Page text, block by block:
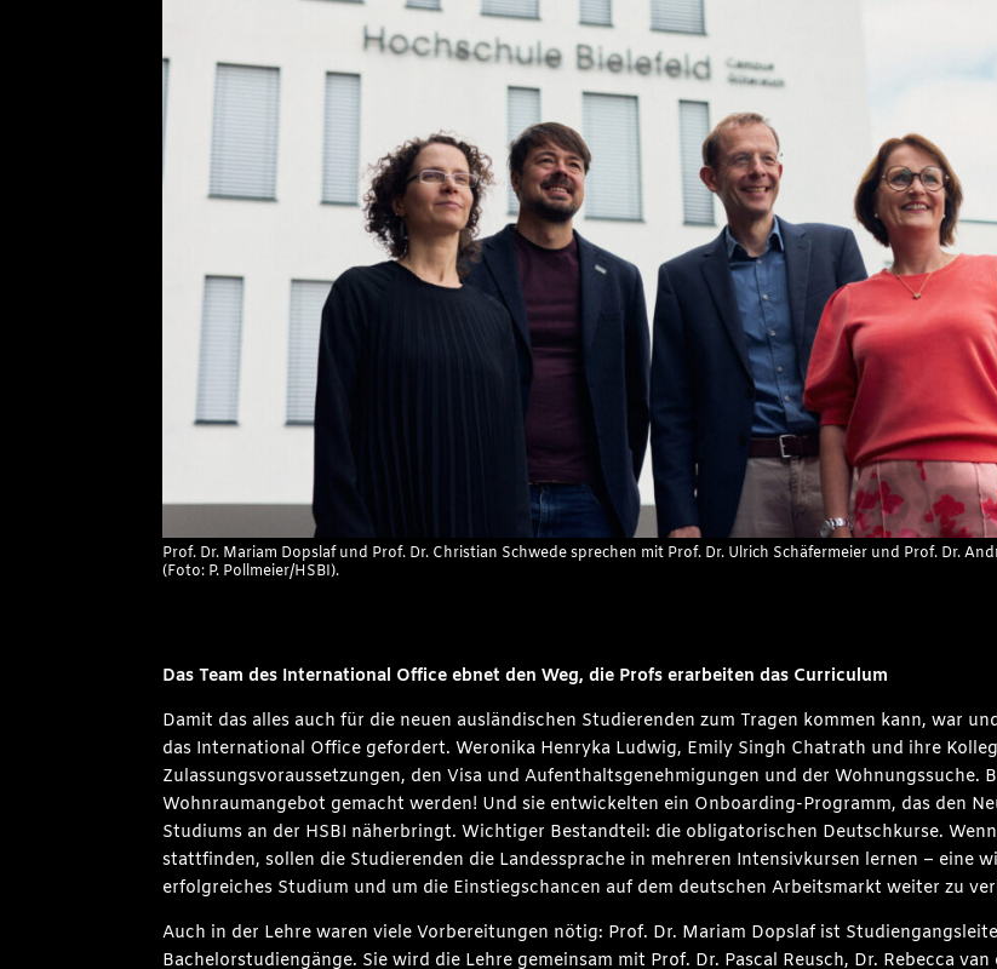
Prof. Dr. Mariam Dopslaf und Prof. Dr. Christian Schwede sprechen mit Prof. Dr. Ulrich Schäfermeier und Prof. Dr.
(Foto: P. Pollmeier/HSBI).
Das Team des International Office ebnet den Weg, die Profs erarbeiten das Curriculum
Damit das alles auch für die neuen ausländischen Studierenden zum Tragen kommen kann, war
das International Office gefordert. Weronika Henryka Ludwig, Emily Singh Chatrath und ihre
Zulassungsvoraussetzungen, den Visa und Aufenthaltsgenehmigungen und der Wohnungssuche.
Wohnraumangebot gemacht werden! Und sie entwickelten ein Onboarding-Programm, das den
Studiums an der HSBI näherbringt. Wichtiger Bestandteil: die obligatorischen Deutschkurse.
stattfinden, sollen die Studierenden die Landessprache in mehreren Intensivkursen lernen – eine
erfolgreiches Studium und um die Einstiegschancen auf dem deutschen Arbeitsmarkt weiter zu
Auch in der Lehre waren viele Vorbereitungen nötig: Prof. Dr. Mariam Dopslaf ist
Bachelorstudiengänge. Sie wird die Lehre gemeinsam mit Prof. Dr. Pascal Reusch, Dr. Rebecca